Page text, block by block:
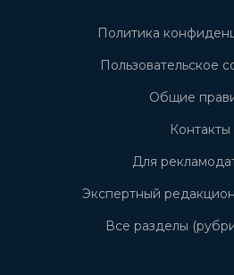
Политика
Пользовательское
Общие
Контакты
Для
Экспертный
Все разделы